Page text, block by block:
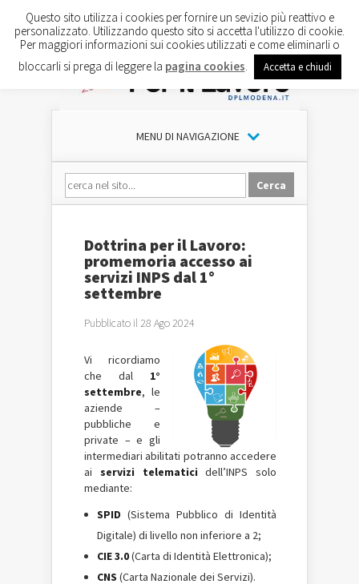
MENU DI NAVIGAZIONE
Dottrina per il Lavoro:
promemoria accesso ai
servizi INPS dal 1°
settembre
Pubblicato il 28 Ago 2024
Vi ricordiamo
che dal 1°
settembre, le
aziende –
pubbliche e
private – e gli
intermediari abilitati potranno accedere
ai servizi telematici dell’INPS solo
mediante:
SPID (Sistema Pubblico di Identità
Digitale) di livello non inferiore a 2;
CIE 3.0(Carta di Identità Elettronica);
CNS (Carta Nazionale dei Servizi).
Questo sito utilizza i cookies per fornire un sevizio più reattivo e
personalizzato. Utilizzando questo sito si accetta l'utilizzo di cookie.
Per maggiori informazioni sui cookies utilizzati e come eliminarli o
bloccarli si prega di leggere la pagina cookies Accetta e chiudi